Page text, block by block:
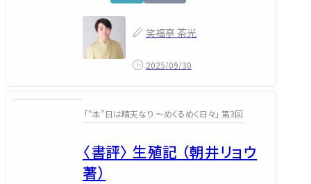
笑福亭 茶光
2025/09/30
「“本”日は晴天なり ～めくるめく日々」 第3回
〈書評〉 生殖記 （朝井リョウ
著）